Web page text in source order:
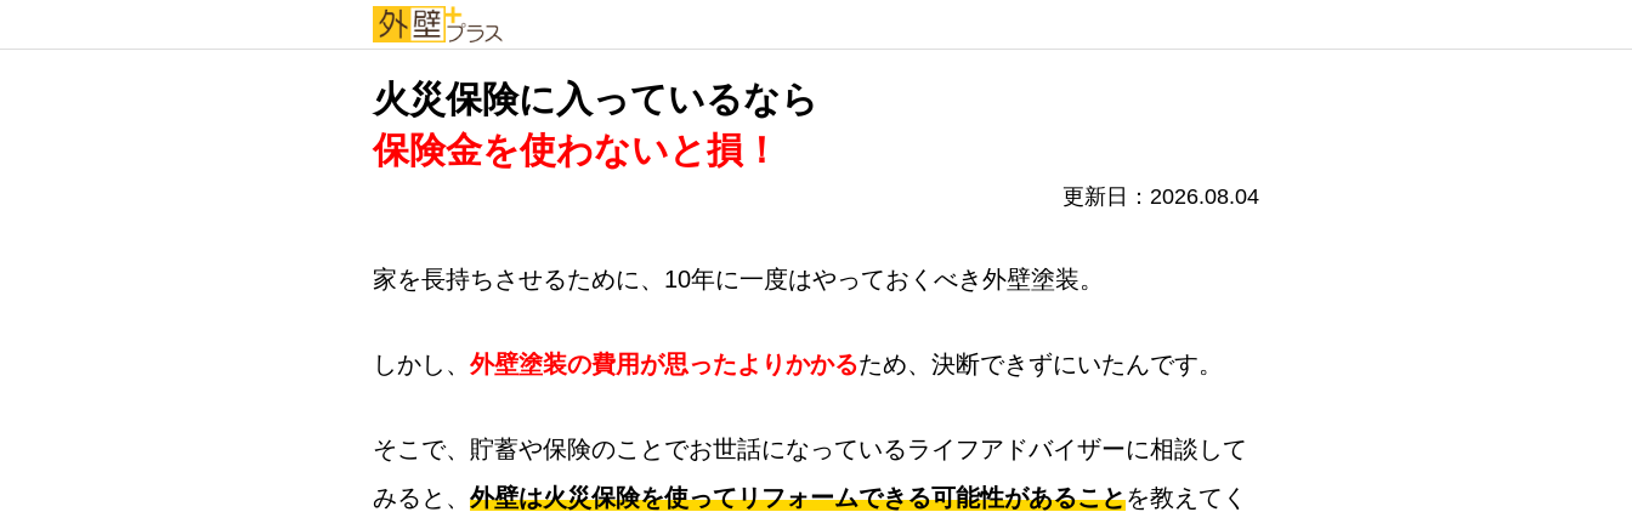
火災保険に入っているなら
保険金を使わないと損！
更新日：2026.08.04
家を長持ちさせるために、10年に一度はやっておくべき外壁塗装。
しかし、 外壁塗装の費用が思ったよりかかるため、決断できずにいたんです。
そこで、貯蓄や保険のことでお世話になっているライフアドバイザーに相談して
みると、 外壁は火災保険を使ってリフォームできる可能性があることを教えてく